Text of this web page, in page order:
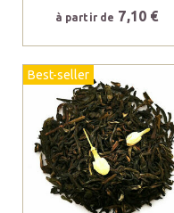
à partir de 7,10 €
Best-seller